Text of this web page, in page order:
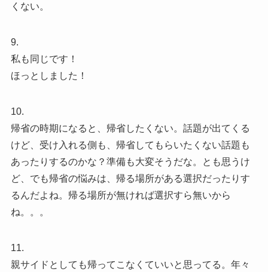
くない。
9.
私も同じです！
ほっとしました！
10.
帰省の時期になると、帰省したくない。話題が出てくる
けど、受け入れる側も、帰省してもらいたくない話題も
あったりするのかな？準備も大変そうだな。とも思うけ
ど、でも帰省の悩みは、帰る場所がある選択だったりす
るんだよね。帰る場所が無ければ選択すら無いから
ね。。。
11.
親サイドとしても帰ってこなくていいと思ってる。年々